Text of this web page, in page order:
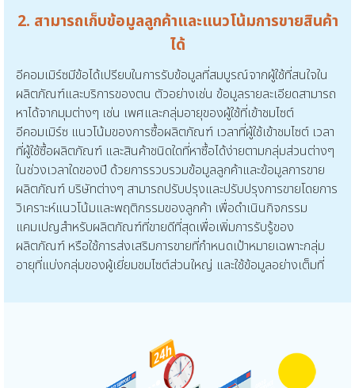
2. สามารถเก็บข้อมูลลูกค้าและแนวโน้มการขายสินค้า
ได้
อีคอมเมิร์ซมีข้อได้เปรียบในการรับข้อมูลที่สมบูรณ์จากผู้ใช้ที่สนใจใน
ผลิตภัณฑ์และบริการของตน ตัวอย่างเช่น ข้อมูลรายละเอียดสามารถ
หาได้จากมุมต่างๆ เช่น เพศและกลุ่มอายุของผู้ใช้ที่เข้าชมไซต์
อีคอมเมิร์ซ แนวโน้มของการซื้อผลิตภัณฑ์ เวลาที่ผู้ใช้เข้าชมไซต์ เวลา
ที่ผู้ใช้ซื้อผลิตภัณฑ์ และสินค้าชนิดใดที่หาซื้อได้ง่ายตามกลุ่มส่วนต่างๆ
ในช่วงเวลาใดของปี ด้วยการรวบรวมข้อมูลลูกค้าและข้อมูลการขาย
ผลิตภัณฑ์ บริษัทต่างๆ สามารถปรับปรุงและปรับปรุงการขายโดยการ
วิเคราะห์แนวโน้มและพฤติกรรมของลูกค้า เพื่อดำเนินกิจกรรม
แคมเปญสำหรับผลิตภัณฑ์ที่ขายดีที่สุดเพื่อเพิ่มการรับรู้ของ
ผลิตภัณฑ์ หรือใช้การส่งเสริมการขายที่กำหนดเป้าหมายเฉพาะกลุ่ม
อายุที่แบ่งกลุ่มของผู้เยี่ยมชมไซต์ส่วนใหญ่ และใช้ข้อมูลอย่างเต็มที่